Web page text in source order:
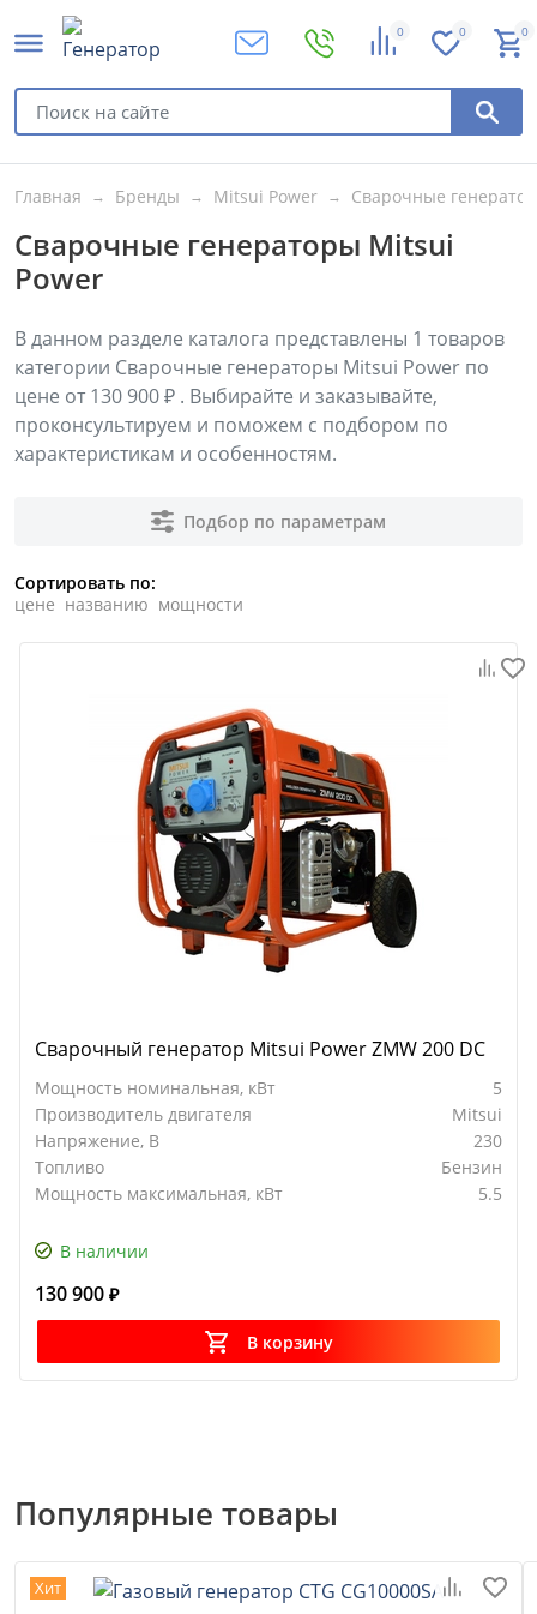
0 0 0
Главная Бренды Mitsui Power Сварочные
Сварочные генераторы Mitsui
Power
В данном разделе каталога представлены 1 товаров
категории Сварочные генераторы Mitsui Power по
цене от 130 900 ₽ . Выбирайте и заказывайте,
проконсультируем и поможем с подбором по
характеристикам и особенностям.
Подбор по параметрам
Сортировать по:
цене названию мощности
Сварочный генератор Mitsui Power ZMW 200 DC
Мощность номинальная, кВт
5
Производитель двигателя
Mitsui
Напряжение, В
230
Топливо
Бензин
Мощность максимальная, кВт
5.5
В наличии
130 900 ₽
В корзину
Популярные товары
Хит